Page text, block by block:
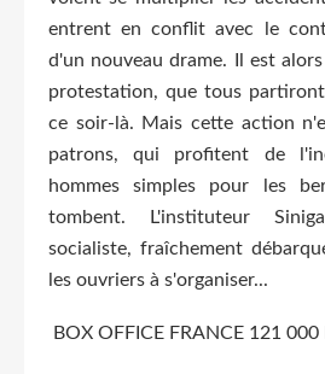
entrent en conflit avec le
d'un nouveau drame. Il est
protestation, que tous
ce soir-là. Mais cette action
patrons, qui profitent de
hommes simples pour les
tombent. L'instituteur
socialiste, fraîchement
les ouvriers à s'organiser...
BOX OFFICE FRANCE 121 000